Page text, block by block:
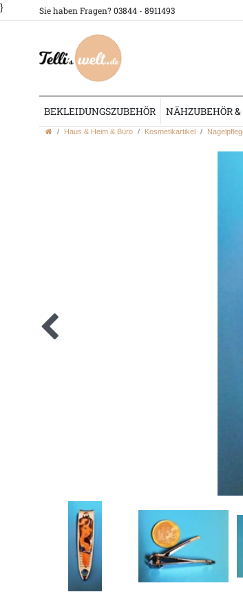
} Sie haben Fragen? 03844 - 8911493
BEKLEIDUNGSZUBEHÖR NÄHZUBEHÖR
Haus & Heim & Büro Kosmetikartikel